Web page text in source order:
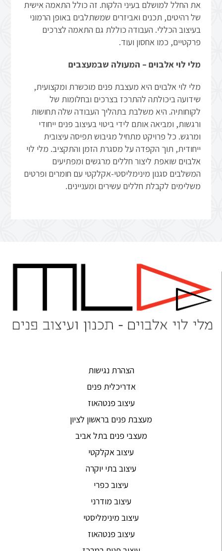
את החלל למושלם בעיני הלקוח. זה כולל התאמה אישית
של רהיטים, תכנים ואביזרים שמשתלבים באופן הרמוני
בעיצוב הכללי. העבודה כוללת גם התאמה לצרכים
פרקטיים, כמו אחסון ועוד.
מלי לוי אלבוים – המעולה שבמעצבים
מלי לוי אלבוים היא מעצבת פנים מוכשרת ומקצועית,
שידועה ביכולתה להתרכז בצרכים ובחלומות של
לקוחותיה. היא משלבת בתהליך העבודה שלה תחושות
ורגשות, ומביאה אותם לידי ביטוי בעיצוב פנים ייחודי
ומרגש. כל פרויקט מתחיל מגיבוש תפיסה עיצובית
ייחודית, תוך הקפדה על מסגרת הזמן והתקציב. מלי לוי
אלבוים שואפת ליצור חללים מרגשים ומפתיעים
המשלבים סגנון מינימליסטי-אקלקטי עם חומרים ופרטים
משלימים לקבלת חללים עשירים ומעניינים.
הצהרת נגישות
אדריכלית פנים
עיצוב פנטהאוז
מעצבת פנים בראשון לציון
מעצבי פנים בתל אביב
עיצוב אקלקטי
עיצוב בתי יוקרה
עיצוב כפרי
עיצוב מודרני
עיצוב מינימליסטי
עיצוב פנטהאוז